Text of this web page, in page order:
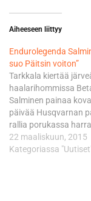
Aiheeseen liittyy
Endurolegenda
suo Päitsin voiton”
Tarkkala kiertää
haalarihommissa
Salminen painaa
päivää Husqvarnan
rallia porukassa
kaverukset ovat siis
leireissä, mutta
22 maaliskuun, 2015
Kategoriassa